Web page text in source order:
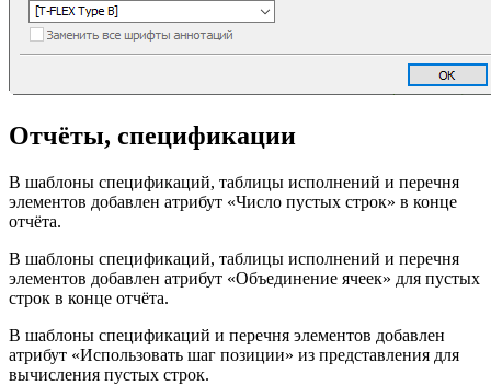
Отчёты, спецификации
В шаблоны спецификаций, таблицы исполнений и перечня
элементов добавлен атрибут «Число пустых строк» в конце
отчёта.
В шаблоны спецификаций, таблицы исполнений и перечня
элементов добавлен атрибут «Объединение ячеек» для пустых
строк в конце отчёта.
В шаблоны спецификаций и перечня элементов добавлен
атрибут «Использовать шаг позиции» из представления для
вычисления пустых строк.